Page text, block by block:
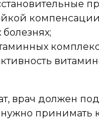
врач должен
нужно принимать